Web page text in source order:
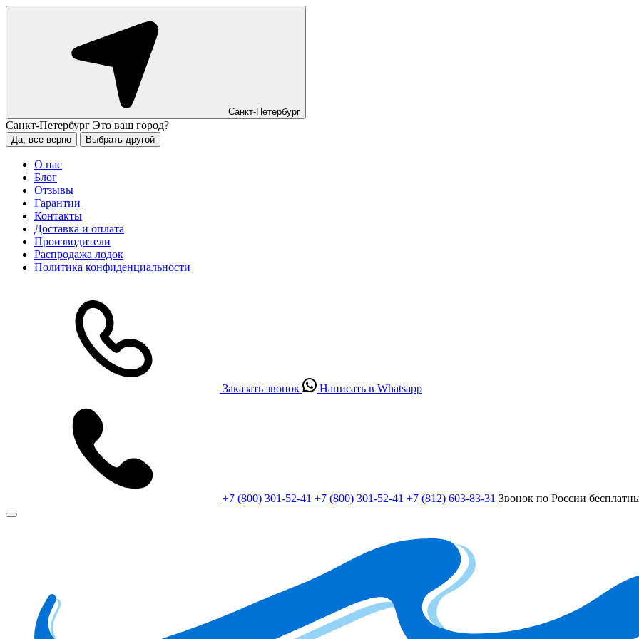
Санкт-Петербург
Санкт-Петербург Это ваш город?
Да, все верно Выбрать другой
О нас
Блог
Отзывы
Гарантии
Контакты
Доставка и оплата
Производители
Распродажа лодок
Политика конфиденциальности
Заказать звонок Написать в Whatsapp
+7 (800) 301-52-41 +7 (800) 301-52-41 +7 (812) 603-83-31 Звонок по России